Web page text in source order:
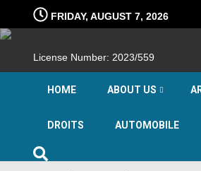
content
FRIDAY, AUGUST 7, 2026
License Number: 2023/559
HOME ABOUT US
DROITS AUTOMOBILE